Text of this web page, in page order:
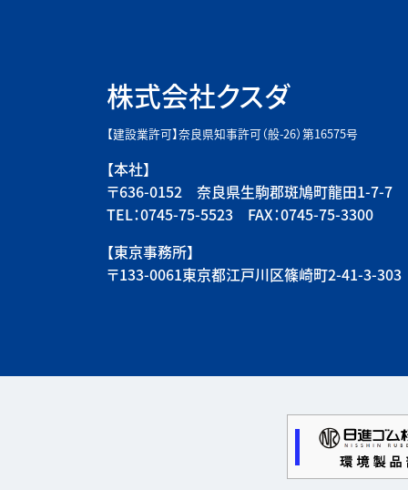
株式会社クスダ
【建設業許可】奈良県知事許可（般-26）第16575号
【本社】
〒636-0152 奈良県生駒郡斑鳩町龍田1-7-7
TEL：0745-75-5523 FAX：0745-75-3300
【東京事務所】
〒133-0061東京都江戸川区篠崎町2-41-3-303